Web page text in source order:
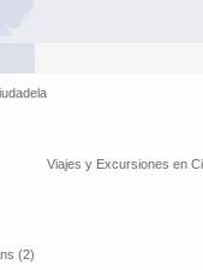
(2)
Viajes y Excursiones en